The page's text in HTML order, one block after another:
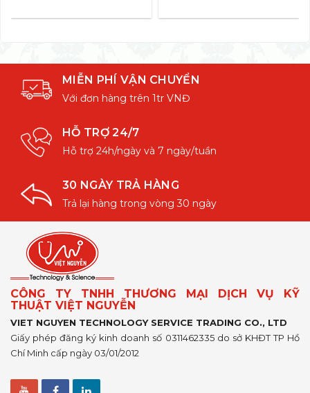
MIỄN PHÍ VẬN CHUYỂN
Với đơn hàng trên 1tr VNĐ
HỖ TRỢ 24/7
Hỗ trợ 24h/ngày và 7 ngày/tuần
30 NGÀY TRẢ HÀNG
Trả lại hàng trong vòng 30 ngày
CÔNG TY TNHH THƯƠNG MẠI DỊCH VỤ KỸ
THUẬT VIỆT NGUYỄN
VIET NGUYEN TECHNOLOGY SERVICE TRADING CO., LTD
Giấy phép đăng ký kinh doanh số 0311462335 do sở KHĐT TP Hồ
Chí Minh cấp ngày 03/01/2012